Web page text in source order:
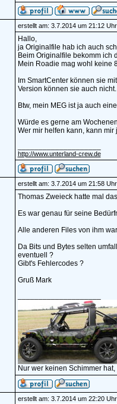
erstellt am: 3.7.2014 um 21:12
Hallo,
ja Originalfile hab ich auch
Beim Originalfile bekomm ich
Mein Roadie mag wohl keine
Im SmartCenter können sie
Version können sie auch nicht.
Btw, mein MEG ist ja auch
Würde es gerne am
Wer mir helfen kann, kann
http://www.unterland-crew.de
erstellt am: 3.7.2014 um 21:58
Thomas Zweieck hatte mal
Es war genau für seine
Alle anderen Files von ihm
Da Bits und Bytes selten
eventuell ?
Gibt's Fehlercodes ?
Gruß Mark
Nur wer keinen Schimmer
erstellt am: 3.7.2014 um 22:20